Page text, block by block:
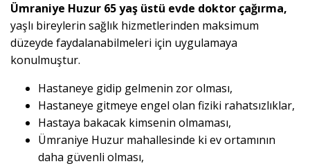
Ümraniye Huzur 65 yaş üstü evde doktor çağırma,
yaşlı bireylerin sağlık hizmetlerinden maksimum
düzeyde faydalanabilmeleri için uygulamaya
konulmuştur.
Hastaneye gidip gelmenin zor olması,
Hastaneye gitmeye engel olan fiziki rahatsızlıklar,
Hastaya bakacak kimsenin olmaması,
Ümraniye Huzur mahallesinde ki ev ortamının
daha güvenli olması,